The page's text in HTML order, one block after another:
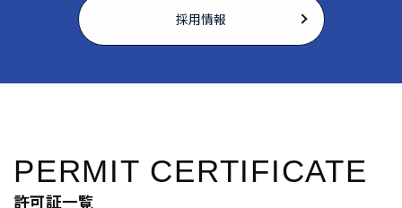
採用情報
PERMIT CERTIFICATE
許可証一覧